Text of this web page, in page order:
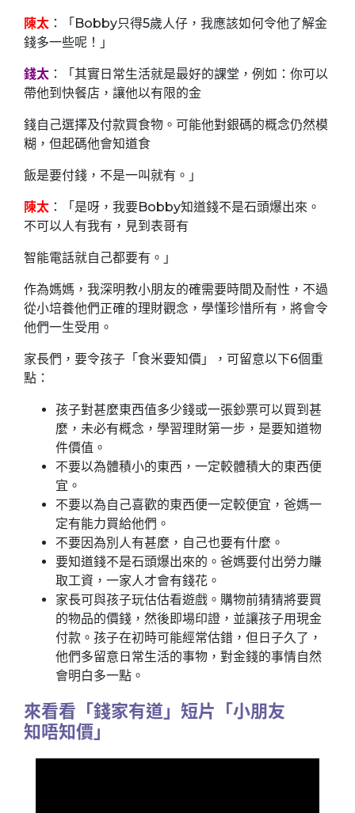
陳太 ：「Bobby只得5歲人仔，我應該如何令他了解金
錢多一些呢！」
錢太 ：「其實日常生活就是最好的課堂，例如：你可以
帶他到快餐店，讓他以有限的金
錢自己選擇及付款買食物。可能他對銀碼的概念仍然模
糊，但起碼他會知道食
飯是要付錢，不是一叫就有。」
陳太 ：「是呀，我要Bobby知道錢不是石頭爆出來。
不可以人有我有，見到表哥有
智能電話就自己都要有。」
作為媽媽，我深明教小朋友的確需要時間及耐性，不過
從小培養他們正確的理財觀念，學懂珍惜所有，將會令
他們一生受用。
家長們，要令孩子「食米要知價」，可留意以下6個重
點：
孩子對甚麼東西值多少錢或一張鈔票可以買到甚
麼，未必有概念，學習理財第一步，是要知道物
件價值。
不要以為體積小的東西，一定較體積大的東西便
宜。
不要以為自己喜歡的東西便一定較便宜，爸媽一
定有能力買給他們。
不要因為別人有甚麼，自己也要有什麼。
要知道錢不是石頭爆出來的。爸媽要付出勞力賺
取工資，一家人才會有錢花。
家長可與孩子玩估估看遊戲。購物前猜猜將要買
的物品的價錢，然後即場印證，並讓孩子用現金
付款。孩子在初時可能經常估錯，但日子久了，
他們多留意日常生活的事物，對金錢的事情自然
會明白多一點。
來看看「錢家有道」短片「小朋友
知唔知價」